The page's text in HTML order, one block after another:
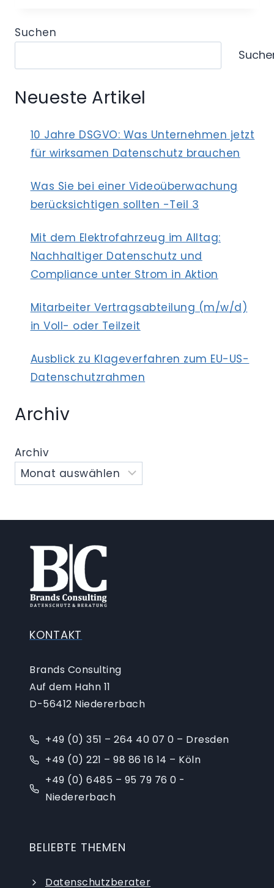
KÜNDIGUNG
VERBRAUCHERVERTRÄGEN
IN
Suchen
Neueste Artikel
10 Jahre DSGVO: Was Unternehmen jetzt
für wirksamen Datenschutz brauchen
Was Sie bei einer Videoüberwachung
berücksichtigen sollten -Teil 3
Mit dem Elektrofahrzeug im Alltag:
Nachhaltiger Datenschutz und
Compliance unter Strom in Aktion
Mitarbeiter Vertragsabteilung (m/w/d)
in Voll- oder Teilzeit
Ausblick zu Klageverfahren zum EU-US-
Datenschutzrahmen
Archiv
Archiv
KONTAKT
Brands Consulting
Auf dem Hahn 11
D-56412 Niedererbach
+49 (0) 351 – 264 40 07 0 – Dresden
+49 (0) 221 – 98 86 16 14 – Köln
+49 (0) 6485 – 95 79 76 0 -
Niedererbach
BELIEBTE THEMEN
Datenschutzberater